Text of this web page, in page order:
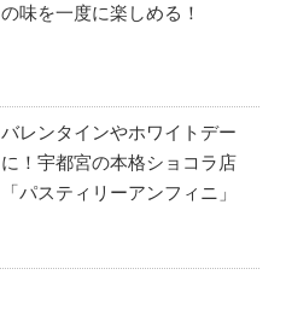
の味を一度に楽しめる！
バレンタインやホワイトデー
に！宇都宮の本格ショコラ店
「パスティリーアンフィニ」